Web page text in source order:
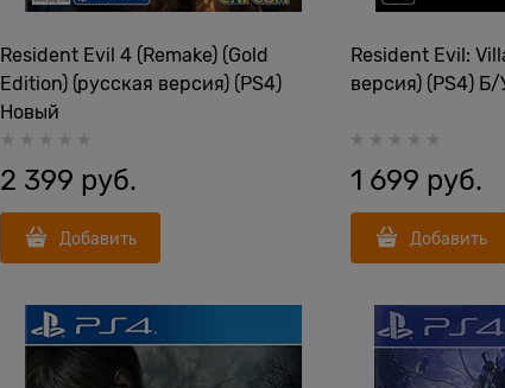
Resident Evil 4 (Remake) (Gold
Edition) (русская версия) (PS4)
Новый
2 399 руб.
Добавить
Resident Evil:
версия) (PS4) Б/
1 699 руб.
Добавить